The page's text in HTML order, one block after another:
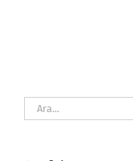
Ara: